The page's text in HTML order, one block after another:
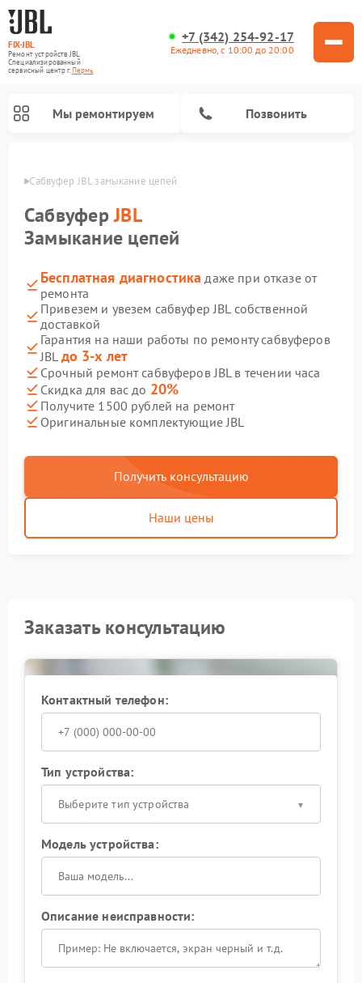
FIX-JBL
Ремонт устройств JBL
Специализированный
cервисный центр г.Пермь
+7 (342) 254-92-17
Ежедневно, с 10:00 до 20:00
Мы ремонтируем Позвонить
Сабвуфер JBL замыкание цепей
СабвуферJBL
Замыкание цепей
Бесплатная диагностика даже при отказе от
ремонта
Привезем и увезем сабвуфер JBL собственной
доставкой
Гарантия на наши работы по ремонту сабвуферов
JBL до 3-х лет
Срочный ремонт сабвуферов JBL в течении часа
Скидка для вас до 20%
Получите 1500 рублей на ремонт
Оригинальные комплектующие JBL
Получить консультацию
Наши цены
Заказать консультацию
Контактный телефон:
Тип устройства:
Выберите тип устройства
Модель устройства:
Описание неисправности: